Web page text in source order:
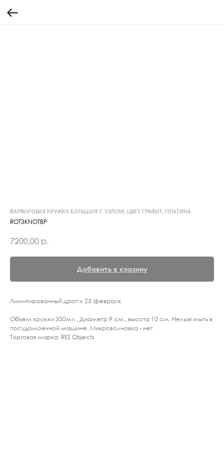
ФАРФОРОВАЯ КРУЖКА БОЛЬШАЯ С УЗЛОМ, ЦВЕТ ГРАФИТ, ПЛАТИНА
ROT3KNOTBP
7200,00 р.
Добавить в корзину
Лимитированный дроп к 23 февраля.
Объем кружки 350мл., Диаметр 9 см., высота 10 см. Нельзя мыть в
посудомоечной машине. Микроволновка - нет
Торговая марка: RES Objects